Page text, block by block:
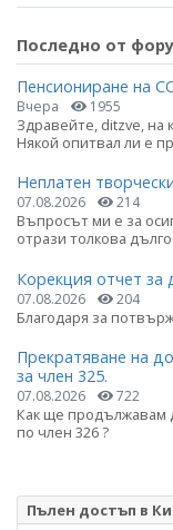
Последно от
Пенсиониране на
Вчера 1955
Здравейте, ditzve, на
Някой опитвал ли е
Неплатен
07.08.2026 214
Въпросът ми е за
отрази толкова
Корекция отчет за
07.08.2026 204
Благодаря за
Прекратяване на
за член 325.
07.08.2026 722
Как ще продължавам
по член 326 ?
Пълен достъп в